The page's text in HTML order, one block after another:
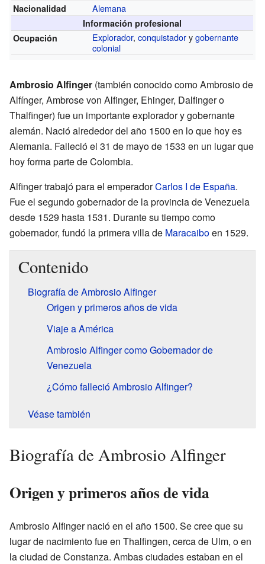
Nacionalidad Alemana
Información profesional
Ocupación
Explorador,conquistadorygobernante
colonial
Ambrosio Alfinger (también conocido como Ambrosio de
Alfínger, Ambrose von Alfinger, Ehinger, Dalfinger o
Thalfinger) fue un importante explorador y gobernante
alemán. Nació alrededor del año 1500 en lo que hoy es
Alemania. Falleció el 31 de mayo de 1533 en un lugar que
hoy forma parte de Colombia.
Alfinger trabajó para el emperadorCarlos I de España.
Fue el segundo gobernador de la provincia de Venezuela
desde 1529 hasta 1531. Durante su tiempo como
gobernador, fundó la primera villa de Maracaiboen 1529.
Contenido
Biografía de Ambrosio Alfinger
Origen y primeros años de vida
Viaje a América
Ambrosio Alfinger como Gobernador de
Venezuela
¿Cómo falleció Ambrosio Alfinger?
Véase también
Biografía de Ambrosio Alfinger
Origen y primeros años de vida
Ambrosio Alfinger nació en el año 1500. Se cree que su
lugar de nacimiento fue en Thalfingen, cerca de Ulm, o en
la ciudad de Constanza. Ambas ciudades estaban en el